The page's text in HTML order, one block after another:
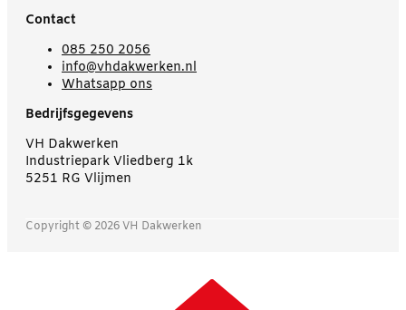
Contact
085 250 2056
info@vhdakwerken.nl
Whatsapp ons
Bedrijfsgegevens
VH Dakwerken
Industriepark Vliedberg 1k
5251 RG Vlijmen
Copyright © 2026 VH Dakwerken